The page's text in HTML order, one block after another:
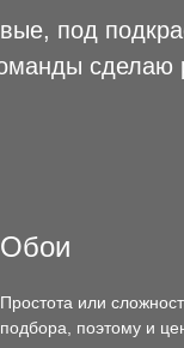
под
сделаю
Обои
Простота или
подбора, поэтому и